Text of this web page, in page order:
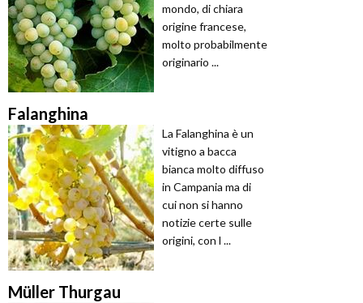
mondo, di chiara
origine francese,
molto probabilmente
originario ...
Falanghina
La Falanghina è un
vitigno a bacca
bianca molto diffuso
in Campania ma di
cui non si hanno
notizie certe sulle
origini, con l ...
Müller Thurgau